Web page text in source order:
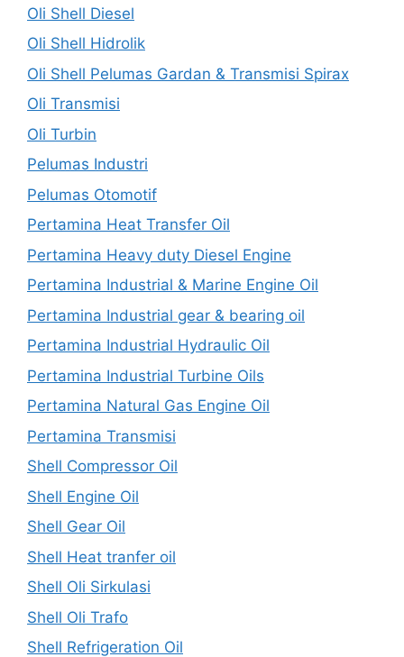
Oli Shell Diesel
Oli Shell Hidrolik
Oli Shell Pelumas Gardan & Transmisi Spirax
Oli Transmisi
Oli Turbin
Pelumas Industri
Pelumas Otomotif
Pertamina Heat Transfer Oil
Pertamina Heavy duty Diesel Engine
Pertamina Industrial & Marine Engine Oil
Pertamina Industrial gear & bearing oil
Pertamina Industrial Hydraulic Oil
Pertamina Industrial Turbine Oils
Pertamina Natural Gas Engine Oil
Pertamina Transmisi
Shell Compressor Oil
Shell Engine Oil
Shell Gear Oil
Shell Heat tranfer oil
Shell Oli Sirkulasi
Shell Oli Trafo
Shell Refrigeration Oil